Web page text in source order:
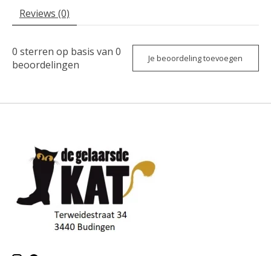
Reviews (0)
0 sterren op basis van 0
beoordelingen
Je beoordeling toevoegen